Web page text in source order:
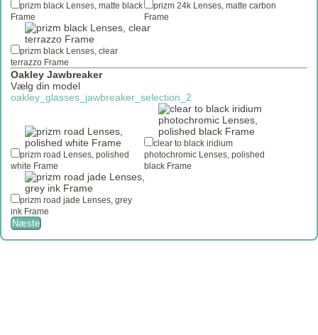
prizm black Lenses, matte black
Frame
prizm 24k Lenses, matte carbon
Frame
prizm black Lenses, clear
terrazzo Frame
Oakley Jawbreaker
Vælg din model
oakley_glasses_jawbreaker_selection_2
prizm road Lenses, polished
white Frame
clear to black iridium
photochromic Lenses, polished
black Frame
prizm road jade Lenses, grey
ink Frame
Næste